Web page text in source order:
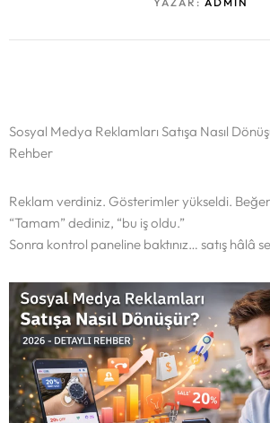
Sosyal Medya Reklamları Satışa Nasıl
Rehber
Reklam verdiniz. Gösterimler yükseldi.
“Tamam” dediniz, “bu iş oldu.”
Sonra kontrol paneline baktınız… satış hâlâ